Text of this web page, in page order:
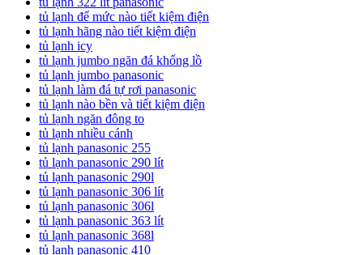
tủ lạnh để mức nào tiết kiệm điện
tủ lạnh hãng nào tiết kiệm điện
tủ lạnh icy
tủ lạnh jumbo ngăn đá khổng lồ
tủ lạnh jumbo panasonic
tủ lạnh làm đá tự rơi panasonic
tủ lạnh nào bền và tiết kiệm điện
tủ lạnh ngăn đông to
tủ lạnh nhiều cánh
tủ lạnh panasonic 255
tủ lạnh panasonic 290 lít
tủ lạnh panasonic 290l
tủ lạnh panasonic 306 lít
tủ lạnh panasonic 306l
tủ lạnh panasonic 363 lít
tủ lạnh panasonic 368l
tủ lạnh panasonic 410